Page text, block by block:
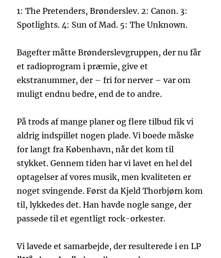
1: The Pretenders, Brønderslev. 2: Canon. 3:
Spotlights. 4: Sun of Mad. 5: The Unknown.
Bagefter måtte Brønderslevgruppen, der nu får
et radioprogram i præmie, give et
ekstranummer, der – fri for nerver – var om
muligt endnu bedre, end de to andre.
På trods af mange planer og flere tilbud fik vi
aldrig indspillet nogen plade. Vi boede måske
for langt fra København, når det kom til
stykket. Gennem tiden har vi lavet en hel del
optagelser af vores musik, men kvaliteten er
noget svingende. Først da Kjeld Thorbjørn kom
til, lykkedes det. Han havde nogle sange, der
passede til et egentligt rock-orkester.
Vi lavede et samarbejde, der resulterede i en LP